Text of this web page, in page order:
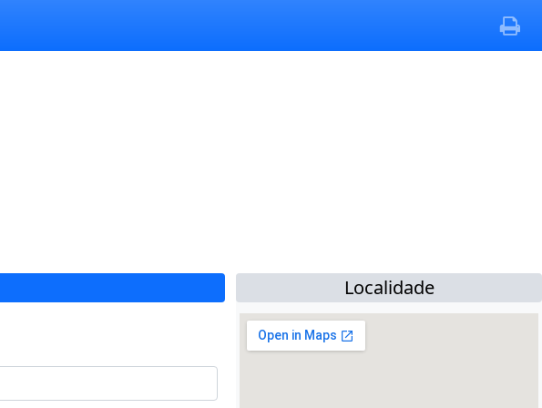
Localidade